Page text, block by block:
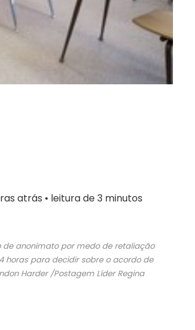
atrás • leitura de 3 minutos
de anonimato por medo de retaliação
horas para decidir sobre o acordo de
Harder/Postagem Líder Regina